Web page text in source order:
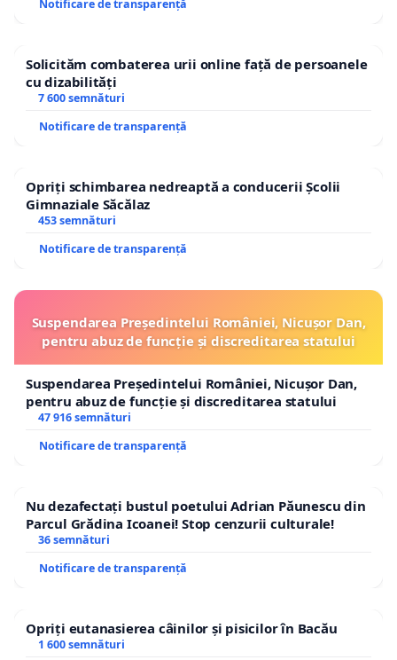
Notificare de transparență
Solicităm combaterea urii online față de persoanele
cu dizabilități
7 600 semnături
Notificare de transparență
Opriți schimbarea nedreaptă a conducerii Școlii
Gimnaziale Săcălaz
453 semnături
Notificare de transparență
Suspendarea Președintelui României, Nicușor Dan,
pentru abuz de funcție și discreditarea statului
Suspendarea Președintelui României, Nicușor Dan,
pentru abuz de funcție și discreditarea statului
47 916 semnături
Notificare de transparență
Nu dezafectați bustul poetului Adrian Păunescu din
Parcul Grădina Icoanei! Stop cenzurii culturale!
36 semnături
Notificare de transparență
Opriți eutanasierea câinilor și pisicilor în Bacău
1 600 semnături